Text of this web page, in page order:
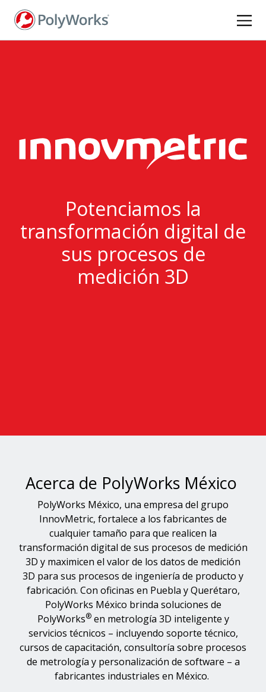
Pasar
Potenciamos la
transformación digital de
sus procesos de
medición 3D
Acerca de PolyWorks México
PolyWorks México, una empresa del grupo
InnovMetric, fortalece a los fabricantes de
cualquier tamaño para que realicen la
transformación digital de sus procesos de medición
3D y maximicen el valor de los datos de medición
3D para sus procesos de ingeniería de producto y
fabricación. Con oficinas en Puebla y Querétaro,
PolyWorks México brinda soluciones de
PolyWorks®en metrología 3D inteligente y
servicios técnicos – incluyendo soporte técnico,
cursos de capacitación, consultoría sobre procesos
de metrología y personalización de software – a
fabricantes industriales en México.